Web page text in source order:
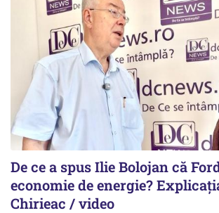
De ce a spus Ilie Bolojan că
economie de energie?
Chirieac / video